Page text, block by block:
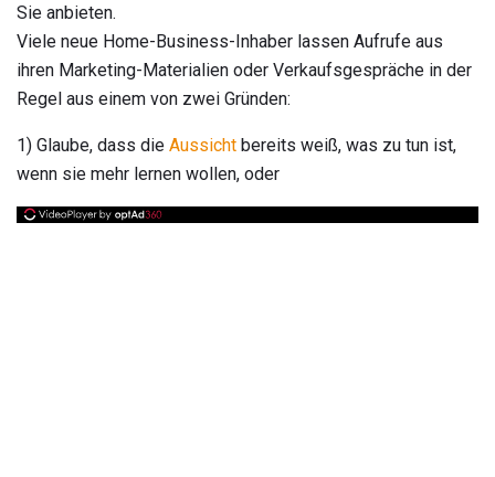
Sie anbieten.
Viele neue Home-Business-Inhaber lassen Aufrufe aus
ihren Marketing-Materialien oder Verkaufsgespräche in der
Regel aus einem von zwei Gründen:
1) Glaube, dass die Aussicht bereits weiß, was zu tun ist,
wenn sie mehr lernen wollen, oder